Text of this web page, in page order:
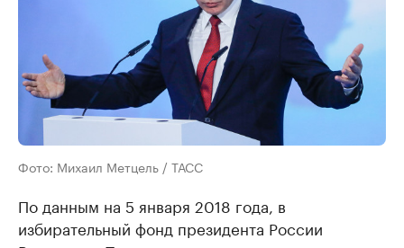
Фото: Михаил Метцель / ТАСС
По данным на 5 января 2018 года, в
избирательный фонд президента России